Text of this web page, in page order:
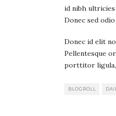
id nibh ultricies
Donec sed odio
Donec id elit
Pellentesque
porttitor ligula,
BLOGROLL